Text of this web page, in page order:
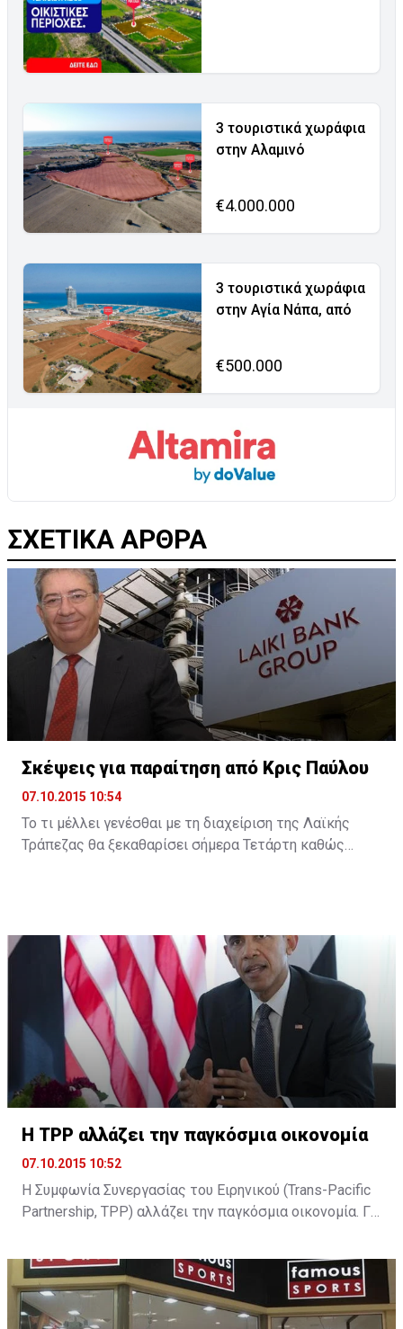
3 τουριστικά χωράφια
στην Αλαμινό
€4.000.000
3 τουριστικά χωράφια
στην Αγία Νάπα, από
€500.000
ΣΧΕΤΙΚΑ ΑΡΘΡΑ
Σκέψεις για παραίτηση από Κρις Παύλου
07.10.2015 10:54
Το τι μέλλει γενέσθαι με τη διαχείριση της Λαϊκής
Τράπεζας θα ξεκαθαρίσει σήμερα Τετάρτη καθώς
δεν έχει ακόμη επιβεβαιωθεί και ο κ. Παύλου
βρίσκεται στην Κεντρική Τράπεζα όπου αναμένεται να
ξεκαθαρίσει η παραμονή του ή όχι ...
H TPP αλλάζει την παγκόσμια οικονομία
07.10.2015 10:52
Η Συμφωνία Συνεργασίας του Ειρηνικού (Trans-Pacific
Partnership, TPP) αλλάζει την παγκόσμια οικονομία. Για
διαμορφώσει την υστεροφημία του. Για τον Σίνζο Άμπε
είναι το στοίχημα για την επιτυχία της δοκιμαζόμενης
οικονομικής του πολιτικής. Για τον υπόλοιπο κόσμο
είναι η συμφωνία, που θα αλλάξει τα δεδομένα της